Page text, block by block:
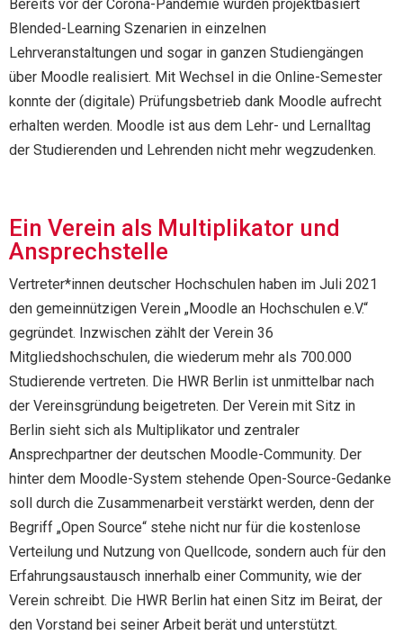
Bereits vor der Corona-Pandemie wurden projektbasiert
Blended-Learning Szenarien in einzelnen
Lehrveranstaltungen und sogar in ganzen Studiengängen
über Moodle realisiert. Mit Wechsel in die Online-Semester
konnte der (digitale) Prüfungsbetrieb dank Moodle aufrecht
erhalten werden. Moodle ist aus dem Lehr- und Lernalltag
der Studierenden und Lehrenden nicht mehr wegzudenken.
Ein Verein als Multiplikator und
Ansprechstelle
Vertreter*innen deutscher Hochschulen haben im Juli 2021
den gemeinnützigen Verein „Moodle an Hochschulen e.V.“
gegründet. Inzwischen zählt der Verein 36
Mitgliedshochschulen, die wiederum mehr als 700.000
Studierende vertreten. Die HWR Berlin ist unmittelbar nach
der Vereinsgründung beigetreten. Der Verein mit Sitz in
Berlin sieht sich als Multiplikator und zentraler
Ansprechpartner der deutschen Moodle-Community. Der
hinter dem Moodle-System stehende Open-Source-Gedanke
soll durch die Zusammenarbeit verstärkt werden, denn der
Begriff „Open Source“ stehe nicht nur für die kostenlose
Verteilung und Nutzung von Quellcode, sondern auch für den
Erfahrungsaustausch innerhalb einer Community, wie der
Verein schreibt. Die HWR Berlin hat einen Sitz im Beirat, der
den Vorstand bei seiner Arbeit berät und unterstützt.